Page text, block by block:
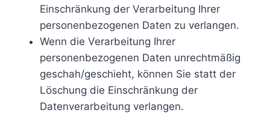
Einschränkung der Verarbeitung Ihrer
personenbezogenen Daten zu verlangen.
Wenn die Verarbeitung Ihrer
personenbezogenen Daten unrechtmäßig
geschah/geschieht, können Sie statt der
Löschung die Einschränkung der
Datenverarbeitung verlangen.